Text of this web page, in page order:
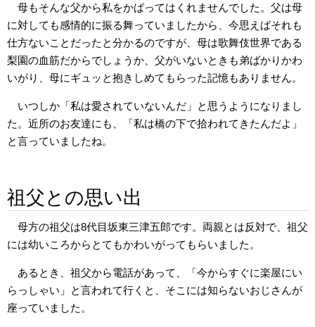
母もそんな父から私をかばってはくれませんでした。父は母
に対しても感情的に振る舞っていましたから、今思えばそれも
仕方ないことだったと分かるのですが、母は歌舞伎世界である
梨園の血筋だからでしょうか、父がいないときも弟ばかりかわ
いがり、母にギュッと抱きしめてもらった記憶もありません。
いつしか「私は愛されていないんだ」と思うようになりまし
た。近所のお友達にも、「私は橋の下で拾われてきたんだよ」
と言っていましたね。
祖父との思い出
母方の祖父は8代目坂東三津五郎です。両親とは反対で、祖父
には幼いころからとてもかわいがってもらいました。
あるとき、祖父から電話があって、「今からすぐに楽屋にい
らっしゃい」と言われて行くと、そこには知らないおじさんが
座っていました。